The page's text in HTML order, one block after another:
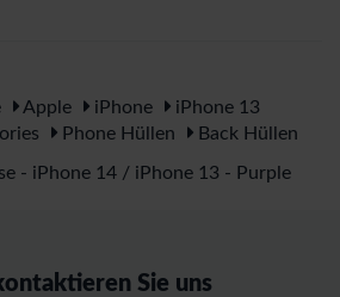
Apple iPhone
iPhone 13
Phone Hüllen Back Hüllen
- iPhone 14 / iPhone 13 - Purple
Sie uns